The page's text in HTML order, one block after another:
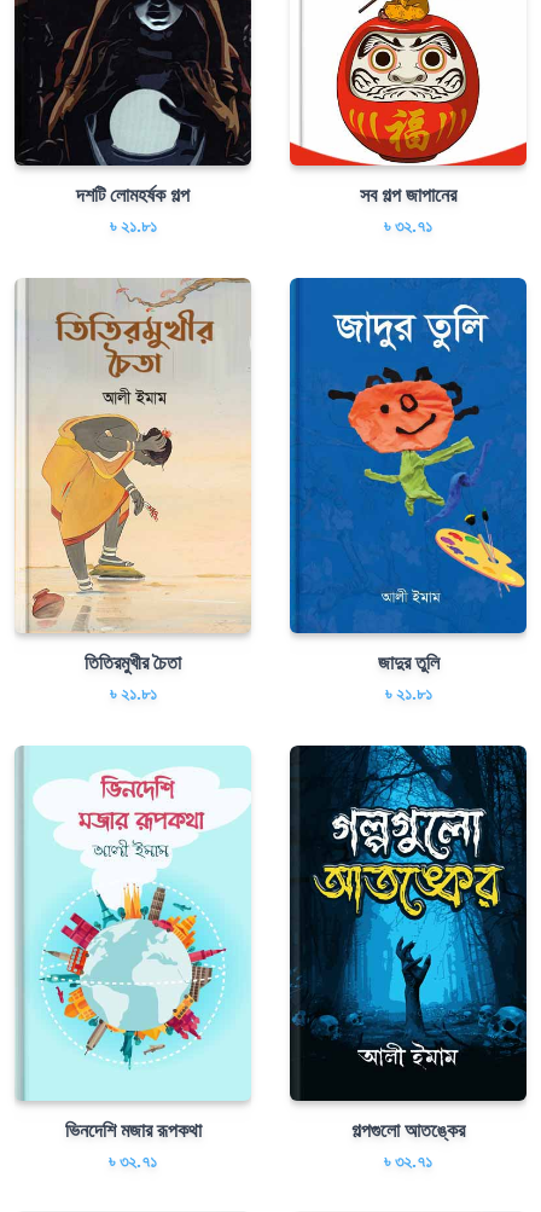
দশটি লোমহর্ষক গল্প
৳ ২১.৮১
সব গল্প জাপানের
৳ ৩২.৭১
তিতিরমুখীর চৈতা
৳ ২১.৮১
জাদুর তুলি
৳ ২১.৮১
ভিনদেশি মজার রূপকথা
৳ ৩২.৭১
গল্পগুলো আতঙ্কের
৳ ৩২.৭১